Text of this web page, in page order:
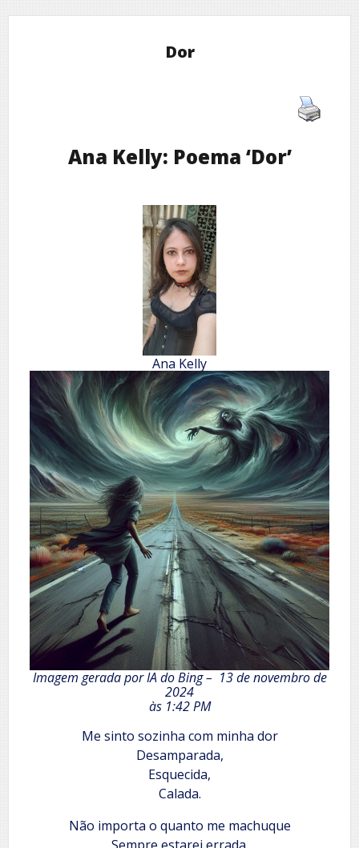
Dor
Ana Kelly: Poema ‘Dor’
Ana Kelly
Imagem gerada por IA do Bing – 13 de novembro de
2024
às 1:42 PM
Me sinto sozinha com minha dor
Desamparada,
Esquecida,
Calada.
Não importa o quanto me machuque